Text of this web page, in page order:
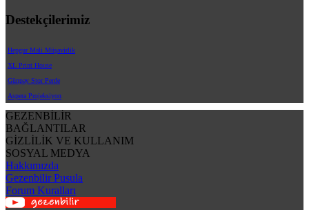
Destekçilerimiz
Hepgur Mali Müşavirlik
XL Print House
Günpay Stor Perde
Aspera Projeksiyon
GEZENBİLİR
BAĞLANTILAR
GİZLİLİK VE KULLANIM
SOSYAL MEDYA
Hakkımızda
Gezenbilir Pusula
Forum Kuralları